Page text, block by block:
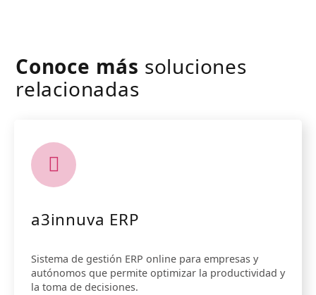
Conoce más soluciones
relacionadas
a3innuva ERP
Sistema de gestión ERP online para empresas y
autónomos que permite optimizar la productividad y
la toma de decisiones.